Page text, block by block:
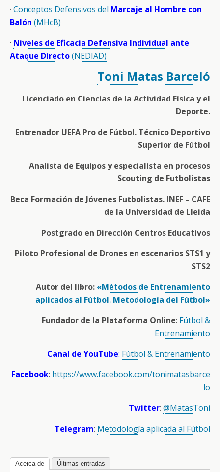
· Conceptos Defensivos del Marcaje al Hombre con
Balón (MHcB)
· Niveles de Eficacia Defensiva Individual ante
Ataque Directo(NEDIAD)
Toni Matas Barceló
Licenciado en Ciencias de la Actividad Física y el
Deporte.
Entrenador UEFA Pro de Fútbol. Técnico Deportivo
Superior de Fútbol
Analista de Equipos y especialista en procesos
Scouting de Futbolistas
Beca Formación de Jóvenes Futbolistas. INEF – CAFE
de la Universidad de Lleida
Postgrado en Dirección Centros Educativos
Piloto Profesional de Drones en escenarios STS1 y
STS2
Autor del libro: «Métodos de Entrenamiento
aplicados al Fútbol. Metodología del Fútbol»
Fundador de la Plataforma Online: Fútbol &
Entrenamiento
Canal de YouTube: Fútbol & Entrenamiento
Facebook: https://www.facebook.com/tonimatasbarce
lo
Twitter: @MatasToni
Telegram: Metodología aplicada al Fútbol
Acerca de Últimas entradas